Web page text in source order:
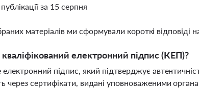
за 15 серпня
матеріалів ми сформували короткі відповіді
електронний підпис (КЕП)?
підпис, який підтверджує
через сертифікати, видані уповноваженими